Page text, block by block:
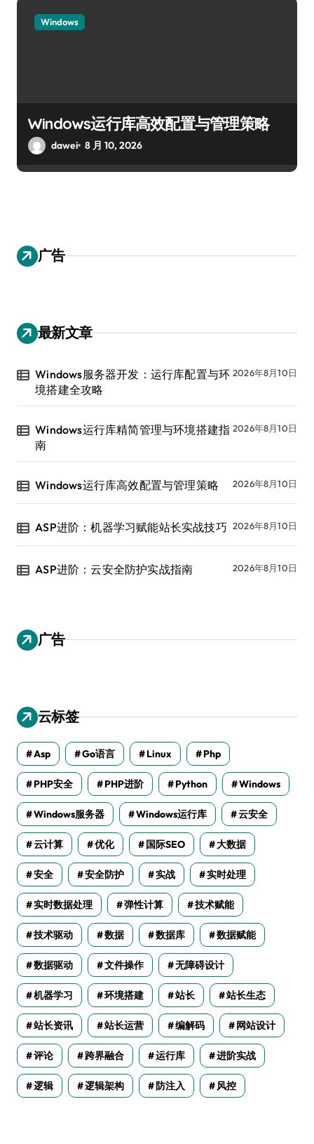
Windows
Windows运行库高效配置与管理策略
dawei 8 月 10, 2026
广告
最新文章
Windows服务器开发：运行库配置与环
境搭建全攻略
2026年8月10日
Windows运行库精简管理与环境搭建指
南
2026年8月10日
Windows运行库高效配置与管理策略 2026年8月10日
ASP进阶：机器学习赋能站长实战技巧 2026年8月10日
ASP进阶：云安全防护实战指南 2026年8月10日
广告
云标签
Asp Go语言 Linux Php
PHP安全 PHP进阶 Python Windows
Windows服务器 Windows运行库 云安全
云计算 优化 国际SEO 大数据
安全 安全防护 实战 实时处理
实时数据处理 弹性计算 技术赋能
技术驱动 数据 数据库 数据赋能
数据驱动 文件操作 无障碍设计
机器学习 环境搭建 站长 站长生态
站长资讯 站长运营 编解码 网站设计
评论 跨界融合 运行库 进阶实战
逻辑 逻辑架构 防注入 风控